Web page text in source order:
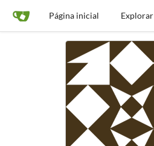
Página inicial Explorar